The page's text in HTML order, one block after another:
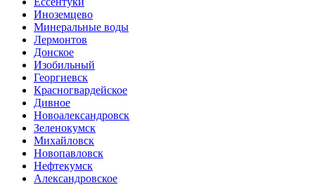
Иноземцево
Минеральные воды
Лермонтов
Донское
Изобильный
Георгиевск
Красногвардейское
Дивное
Новоалександровск
Зеленокумск
Михайловск
Новопавловск
Нефтекумск
Александровское